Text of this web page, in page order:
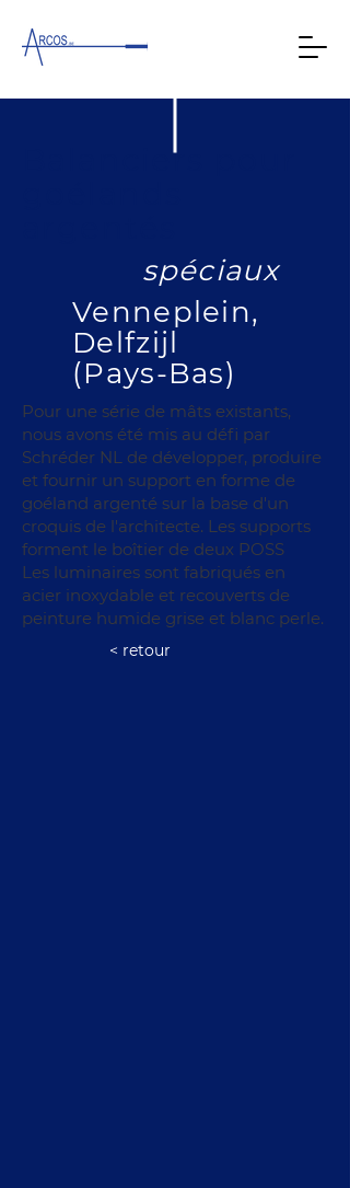
Balanciers pour
spéciaux
Venneplein,
Delfzijl
(Pays-Bas)
Pour une série de mâts existants,
nous avons été mis au défi par
Schréder NL de développer, produire
et fournir un support en forme de
goéland argenté sur la base d'un
croquis de l'architecte. Les supports
forment le boîtier de deux POSS
Les luminaires sont fabriqués en
acier inoxydable et recouverts de
peinture humide grise et blanc perle.
< retour